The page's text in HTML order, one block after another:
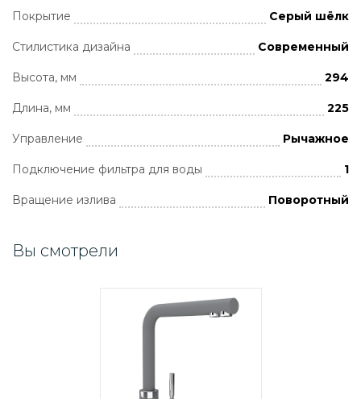
Покрытие Серый шёлк
Стилистика дизайна Современный
Высота, мм 294
Длина, мм 225
Управление Рычажное
Подключение фильтра для воды 1
Вращение излива Поворотный
Вы смотрели